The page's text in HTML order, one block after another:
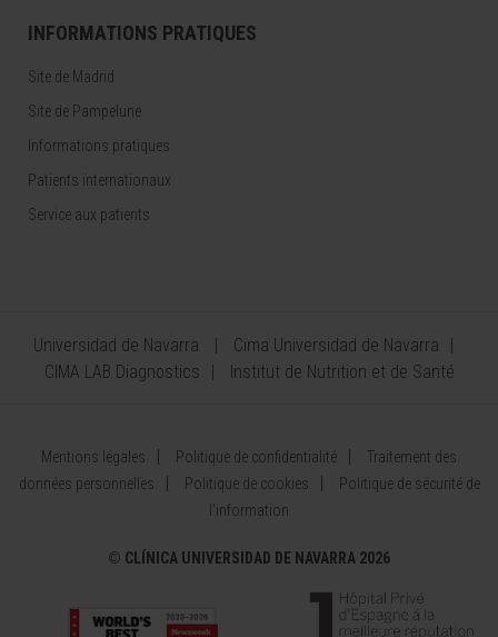
INFORMATIONS PRATIQUES
Site de Madrid
Site de Pampelune
Informations pratiques
Patients internationaux
Service aux patients
Universidad de Navarra
Cima Universidad de Navarra
CIMA LAB Diagnostics
Institut de Nutrition et de Santé
Mentions légales Politique de confidentialité
Traitement des
données personnelles
Politique de cookies
Politique de sécurité de
l’information
© CLÍNICA UNIVERSIDAD DE NAVARRA 2026